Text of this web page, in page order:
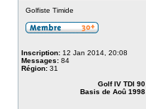
Golfiste Timide
Inscription: 12 Jan 2014, 20:08
Messages: 84
Région: 31
Golf IV TDI 90
Basis de Aoû 1998